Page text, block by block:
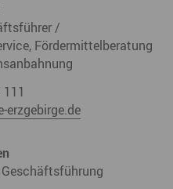
/
Fördermittelberatung
erzgebirge.de